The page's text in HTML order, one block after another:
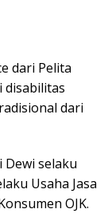
dari Pelita
disabilitas
dari
Dewi selaku
Usaha Jasa
OJK.